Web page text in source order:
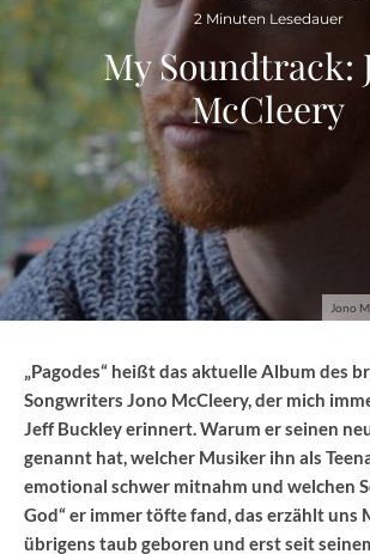
Jono
2 Minuten Lesedauer
My Soundtrack:
McCleery
„Pagodes“ heißt das aktuelle Album des
Songwriters Jono McCleery, der mich
Jeff Buckley erinnert. Warum er seinen
genannt hat, welcher Musiker ihn als
emotional schwer mitnahm und welchen
God“ er immer töfte fand, das erzählt uns
übrigens taub geboren und erst seit